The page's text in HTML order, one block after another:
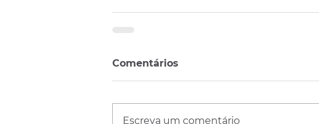
Comentários
Escreva um comentário